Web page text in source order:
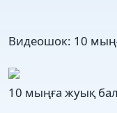
Видеошок: 10
10 мыңға жуық